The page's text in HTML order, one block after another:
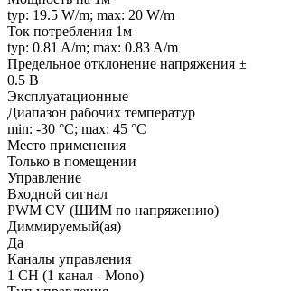
typ: 19.5 W/m; max: 20 W/m
Ток потребления 1м
typ: 0.81 A/m; max: 0.83 A/m
Предельное отклонение напряжения ±
0.5 В
Эксплуатационные
Диапазон рабочих температур
min: -30 °C; max: 45 °C
Место применения
Только в помещении
Управление
Входной сигнал
PWM СV (ШИМ по напряжению)
Диммируемый(ая)
Да
Каналы управления
1 CH (1 канал - Mono)